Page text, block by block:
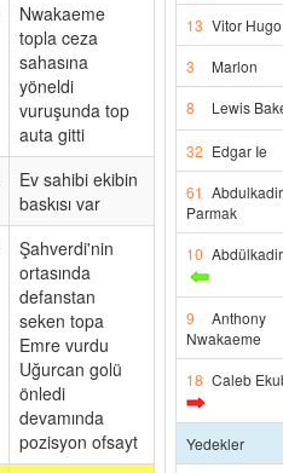
Nwakaeme
topla ceza
sahasına
yöneldi
vuruşunda top
auta gitti
Ev sahibi ekibin
baskısı var
Şahverdi'nin
ortasında
defanstan
seken topa
Emre vurdu
Uğurcan golü
önledi
devamında
pozisyon ofsayt
13 Vitor Hugo
3
Marlon
8
Lewis
32 Edgar Ie
61 Abdulkadir
Parmak
10
9
Anthony
Nwakaeme
18 Caleb
Yedekler